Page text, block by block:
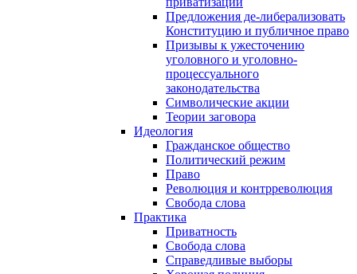
Предложения де-либерализовать
Конституцию и публичное право
Призывы к ужесточению
уголовного и уголовно-
процессуального
законодательства
Символические акции
Теории заговора
Идеология
Гражданское общество
Политический режим
Право
Революция и контрреволюция
Свобода слова
Практика
Приватность
Свобода слова
Справедливые выборы